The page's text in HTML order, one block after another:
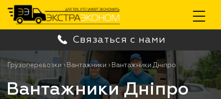
Toggle
navigation
Связаться с нами
Грузоперевозки › Вантажники › Вантажники Дніпро
Вантажники Дніпро